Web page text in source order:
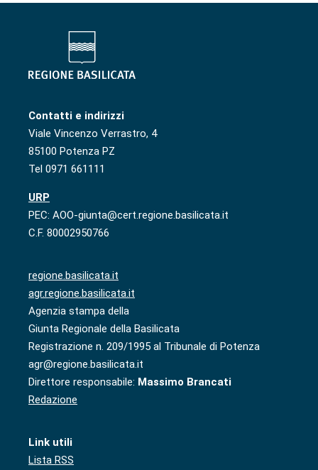
Contatti e indirizzi
Viale Vincenzo Verrastro, 4
85100 Potenza PZ
Tel 0971 661111
URP
PEC: AOO-giunta@cert.regione.basilicata.it
C.F. 80002950766
regione.basilicata.it
agr.regione.basilicata.it
Agenzia stampa della
Giunta Regionale della Basilicata
Registrazione n. 209/1995 al Tribunale di Potenza
agr@regione.basilicata.it
Direttore responsabile: Massimo Brancati
Redazione
Link utili
Lista RSS